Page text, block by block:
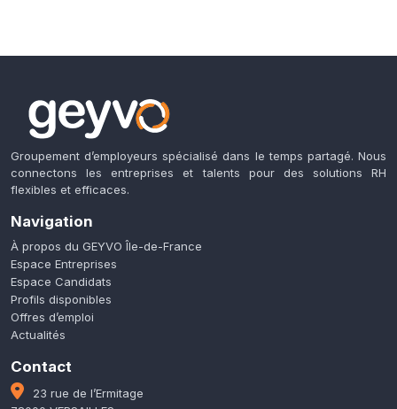
Groupement d’employeurs spécialisé dans le temps partagé. Nous
connectons les entreprises et talents pour des solutions RH
flexibles et efficaces.
Navigation
À propos du GEYVO Île-de-France
Espace Entreprises
Espace Candidats
Profils disponibles
Offres d’emploi
Actualités
Contact
23 rue de l’Ermitage